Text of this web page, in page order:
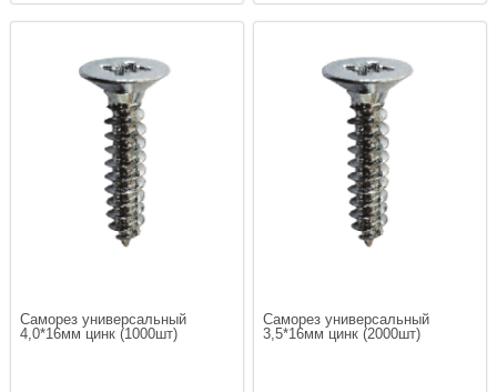
Саморез универсальный
4,0*16мм цинк (1000шт)
Саморез универсальный
3,5*16мм цинк (2000шт)